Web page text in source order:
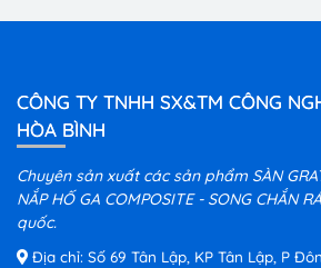
CÔNG TY TNHH SX&TM CÔNG
HÒA BÌNH
Chuyên sản xuất các sản phẩm SÀN
NẮP HỐ GA COMPOSITE - SONG CHẮN
quốc.
Địa chỉ: Số 69 Tân Lập, KP Tân Lập, P